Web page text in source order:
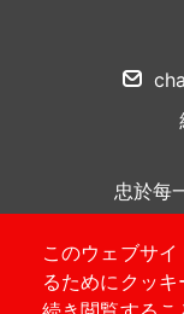
このウェブサ
るためにクッ
忠於每